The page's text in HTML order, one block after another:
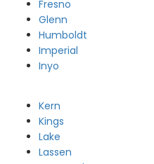
Fresno
Glenn
Humboldt
Imperial
Inyo
Kern
Kings
Lake
Lassen